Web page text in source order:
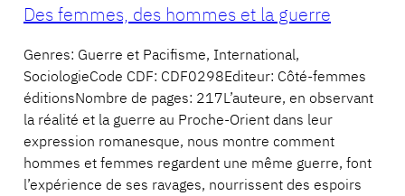
Des femmes, des hommes et la guerre
Genres: Guerre et Pacifisme, International,
SociologieCode CDF: CDF0298Editeur: Côté-femmes
éditionsNombre de pages: 217L’auteure, en observant
la réalité et la guerre au Proche-Orient dans leur
expression romanesque, nous montre comment
hommes et femmes regardent une même guerre, font
l’expérience de ses ravages, nourrissent des espoirs